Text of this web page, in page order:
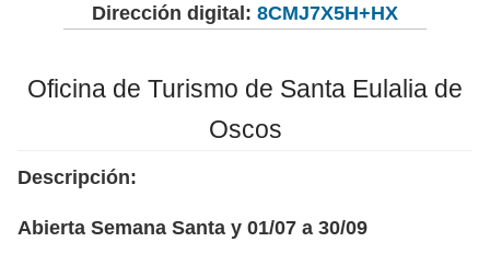
Dirección digital: 8CMJ7X5H+HX
Oficina de Turismo de Santa Eulalia de
Oscos
Descripción:
Abierta Semana Santa y 01/07 a 30/09